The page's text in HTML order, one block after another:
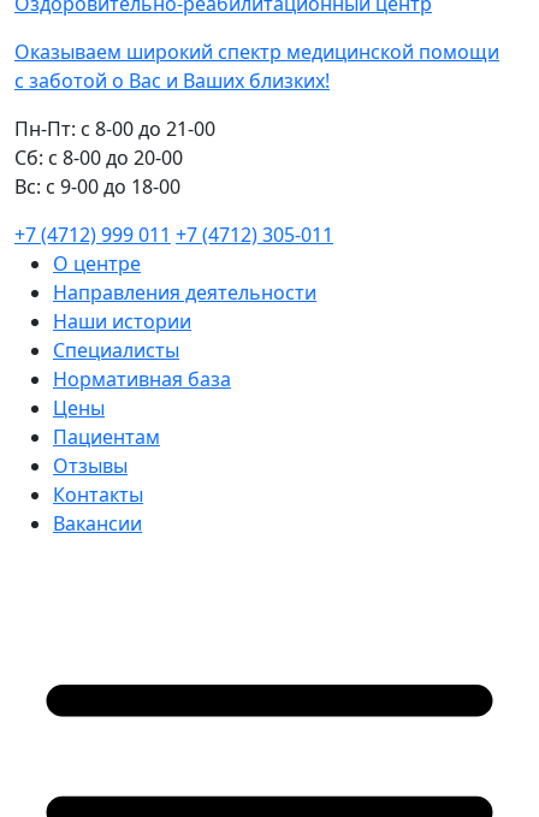
Оказываем широкий спектр медицинской помощи
с заботой о Вас и Ваших близких!
Пн-Пт: с 8-00 до 21-00
Cб: с 8-00 до 20-00
Вс: с 9-00 до 18-00
+7 (4712) 999 011 +7 (4712) 305-011
О центре
Направления деятельности
Наши истории
Специалисты
Нормативная база
Цены
Пациентам
Отзывы
Контакты
Вакансии